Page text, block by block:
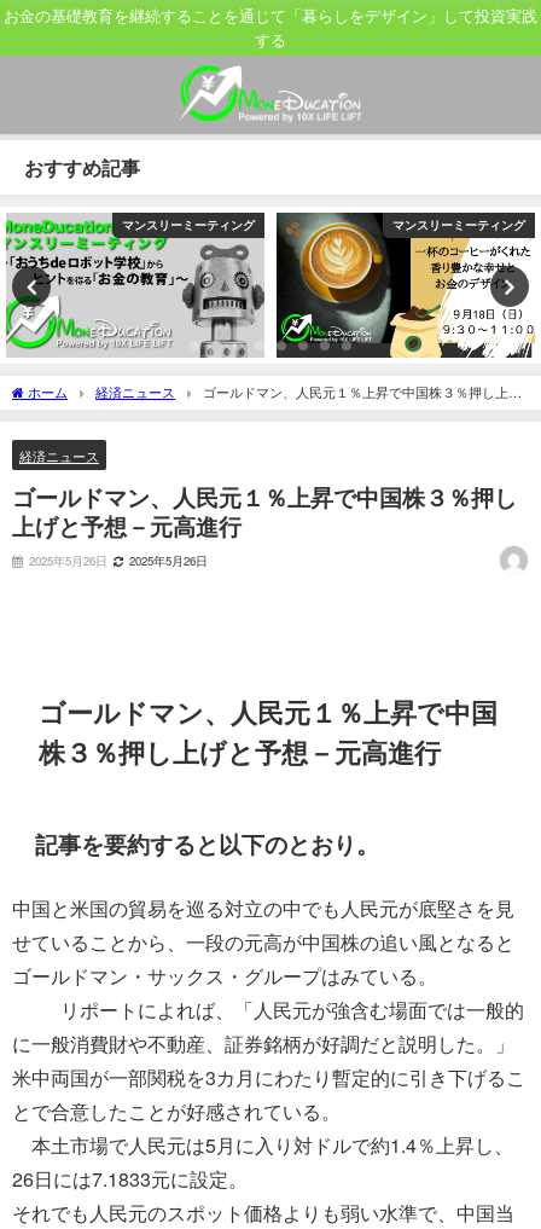
お金の基礎教育を継続することを通じて「暮らしをデザイン」して投資実践
する
おすすめ記事
マンスリーミーティング マンスリーミーティング
ホーム 経済ニュース
ゴールドマン、人民元１％上昇で中国株３％押し上げ
と予想－元高進行
経済ニュース
ゴールドマン、人民元１％上昇で中国株３％押し
上げと予想－元高進行
2025年5月26日 2025年5月26日
ゴールドマン、人民元１％上昇で中国
株３％押し上げと予想－元高進行
記事を要約すると以下のとおり。
中国と米国の貿易を巡る対立の中でも人民元が底堅さを見
せていることから、一段の元高が中国株の追い風となると
ゴールドマン・サックス・グループはみている。
リポートによれば、「人民元が強含む場面では一般的
に一般消費財や不動産、証券銘柄が好調だと説明した。」
米中両国が一部関税を3カ月にわたり暫定的に引き下げるこ
とで合意したことが好感されている。
本土市場で人民元は5月に入り対ドルで約1.4％上昇し、
26日には7.1833元に設定。
それでも人民元のスポット価格よりも弱い水準で、中国当